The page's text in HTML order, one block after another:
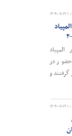
۰۷-۱۹ ۱۰:۱۴
در
و
۰۷-۱۹ ۱۰:۰۶